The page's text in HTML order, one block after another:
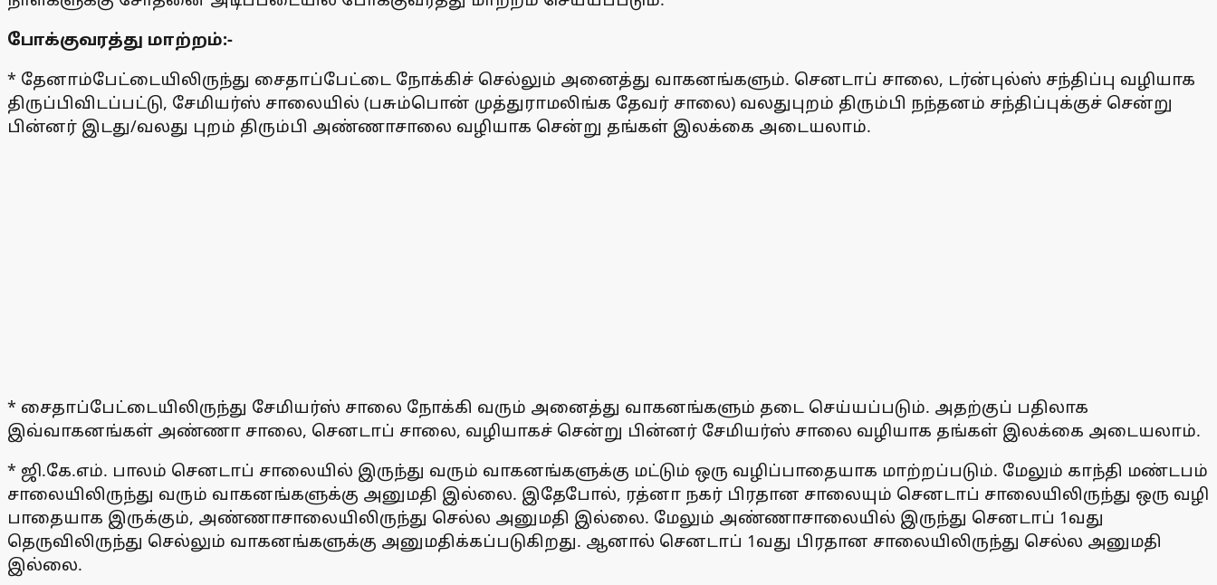
போக்குவரத்து மாற்றம்:-
* தேனாம்பேட்டையிலிருந்து சைதாப்பேட்டை நோக்கிச் செல்லும் அனைத்து வாகனங்களும். செனடாப் சாலை, டர்ன்புல்ஸ் சந்திப்பு வழியாக
திருப்பிவிடப்பட்டு, சேமியர்ஸ் சாலையில் (பசும்பொன் முத்துராமலிங்க தேவர் சாலை) வலதுபுறம் திரும்பி நந்தனம் சந்திப்புக்குச் சென்று
பின்னர் இடது/வலது புறம் திரும்பி அண்ணாசாலை வழியாக சென்று தங்கள் இலக்கை அடையலாம்.
* சைதாப்பேட்டையிலிருந்து சேமியர்ஸ் சாலை நோக்கி வரும் அனைத்து வாகனங்களும் தடை செய்யப்படும். அதற்குப் பதிலாக
இவ்வாகனங்கள் அண்ணா சாலை, செனடாப் சாலை, வழியாகச் சென்று பின்னர் சேமியர்ஸ் சாலை வழியாக தங்கள் இலக்கை அடையலாம்.
* ஜி.கே.எம். பாலம் செனடாப் சாலையில் இருந்து வரும் வாகனங்களுக்கு மட்டும் ஒரு வழிப்பாதையாக மாற்றப்படும். மேலும் காந்தி மண்டபம்
சாலையிலிருந்து வரும் வாகனங்களுக்கு அனுமதி இல்லை. இதேபோல், ரத்னா நகர் பிரதான சாலையும் செனடாப் சாலையிலிருந்து ஒரு வழி
பாதையாக இருக்கும், அண்ணாசாலையிலிருந்து செல்ல அனுமதி இல்லை. மேலும் அண்ணாசாலையில் இருந்து செனடாப் 1வது
தெருவிலிருந்து செல்லும் வாகனங்களுக்கு அனுமதிக்கப்படுகிறது. ஆனால் செனடாப் 1வது பிரதான சாலையிலிருந்து செல்ல அனுமதி
இல்லை.